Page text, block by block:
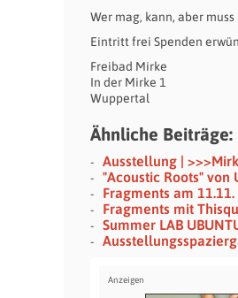
Wer mag, kann, aber
Eintritt frei Spenden
Freibad Mirke
In der Mirke 1
Wuppertal
Ähnliche Beiträge:
Ausstellung |
"Acoustic Roots" von
Fragments am
Fragments mit
Summer LAB